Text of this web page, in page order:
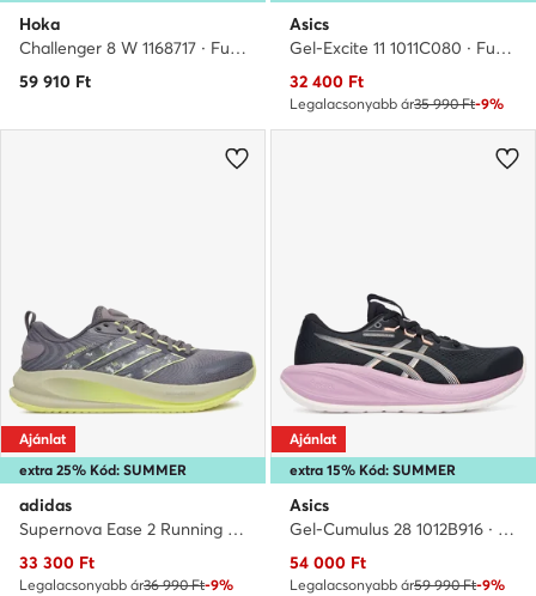
Hoka
Challenger 8 W 1168717 · Futócipő
59 910 Ft
Asics
Gel-Excite 11 1011C080 · Futócipő
Aktuális ár
32 400 Ft
Legalacsonyabb ár35 990 Ft-9%
extra 25% Kód: SUMMER
Ajánlat
adidas
Supernova Ease 2 Running Shoes KJ1836 · Futócipő
Aktuális ár
33 300 Ft
Legalacsonyabb ár36 990 Ft-9%
extra 15% Kód: SUMMER
Ajánlat
Asics
Gel-Cumulus 28 1012B916 · Futócipő
Aktuális ár
54 000 Ft
Legalacsonyabb ár59 990 Ft-9%